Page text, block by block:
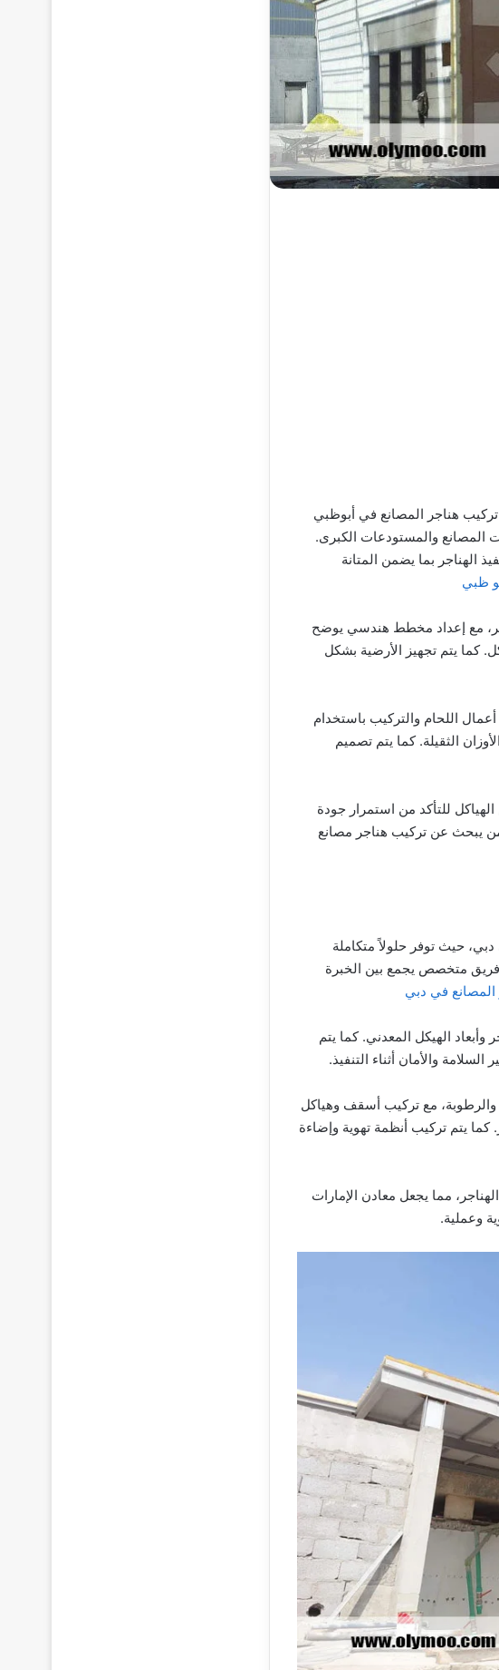
هناجر المصانع في أبوظبي
المصانع والمستودعات الكبرى.
بما يضمن المتانة
ظبي
مع إعداد مخطط هندسي يوضح
كما يتم تجهيز الأرضية بشكل
اللحام والتركيب باستخدام
الثقيلة. كما يتم تصميم
للتأكد من استمرار جودة
من يبحث عن تركيب هناجر مصانع
حيث توفر حلولاً متكاملة
فريق متخصص يجمع بين الخبرة
في دبي
وأبعاد الهيكل المعدني. كما يتم
والأمان أثناء التنفيذ.
والرطوبة، مع تركيب أسقف وهياكل
يتم تركيب أنظمة تهوية وإضاءة
مما يجعل معادن الإمارات
وعملية.